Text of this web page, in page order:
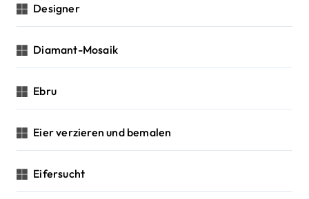
Designer
Diamant-Mosaik
Ebru
Eier verzieren und bemalen
Eifersucht